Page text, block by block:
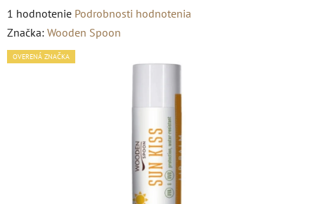
Priemerné
hodnotenie
produktu
1 hodnotenie Podrobnosti hodnotenia
Značka: Wooden Spoon
OVERENÁ ZNAČKA